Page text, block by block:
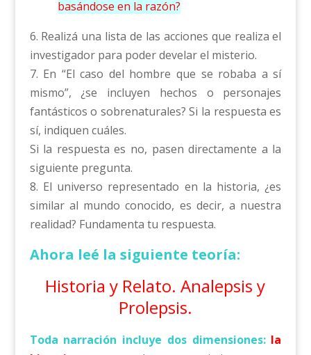
basándose en la razón?
6. Realizá una lista de las acciones que realiza el
investigador para poder develar el misterio.
7. En “El caso del hombre que se robaba a sí
mismo”, ¿se incluyen hechos o personajes
fantásticos o sobrenaturales? Si la respuesta es
sí, indiquen cuáles.
Si la respuesta es no, pasen directamente a la
siguiente pregunta.
8. El universo representado en la historia, ¿es
similar al mundo conocido, es decir, a nuestra
realidad? Fundamenta tu respuesta.
Ahora leé la siguiente teoría:
Historia y Relato. Analepsis y
Prolepsis.
Toda narración incluye dos dimensiones: la